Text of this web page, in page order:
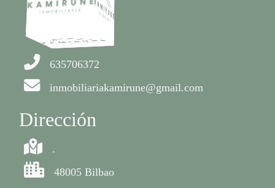
635706372
inmobiliariakamirune@gmail.com
Dirección
.
48005 Bilbao